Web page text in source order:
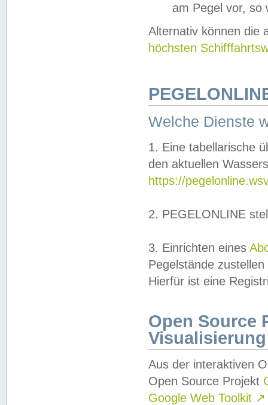
am Pegel vor,
Alternativ können die
höchsten
Welche Dienste
1. Eine tabellarische
den aktuellen
https://
2. PEGELONLINE
3. Einrichten eines
Pegelstände
Hierfür ist eine
Open Source
Visualisierung
Aus der interaktiven
Open Source Projekt
Google Web Toolkit ↗